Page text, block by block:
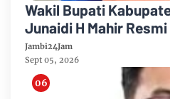
Wakil Bupati
Junaidi H Mahir
Partai Demikrat
Jambi24Jam
Sept 05, 2026